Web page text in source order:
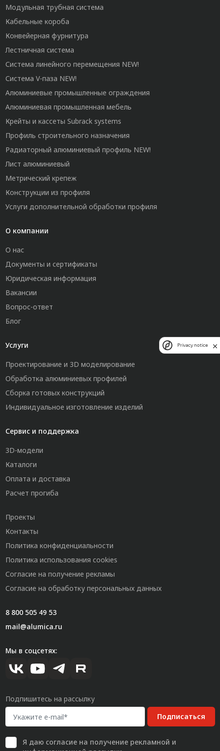
Модульная трубная система
Кабельные короба
Конвейерная фурнитура
Лестничная система
Система линейного перемещения NEW!
Система V-паза NEW!
Алюминиевые промышленные ограждения
Алюминиевая промышленная мебель
Крейты и кассеты Subrack systems
Профиль строительного назначения
Радиаторный алюминиевый профиль NEW!
Лист алюминиевый
Метрический крепеж
Конструкции из профиля
Услуги дополнительной обработки профиля
О компании
О нас
Документы и сертификаты
Юридическая информация
Вакансии
Вопрос-ответ
Блог
Услуги
Проектирование и 3D моделирование
Обработка алюминиевых профилей
Сборка готовых конструкций
Индивидуальное изготовление изделий
Сервис и поддержка
3D-модели
Каталоги
Оплата и доставка
Расчет прогиба
Проекты
Контакты
Политика конфиденциальности
Политика использования cookies
Согласие на получение рекламы
Согласие на обработку персональных данных
8 800 505 49 53
mail@alumica.ru
Мы в соцсетях:
Подпишитесь на рассылку
Подписаться
Я даю согласиена получение рекламной и
Privacy notice